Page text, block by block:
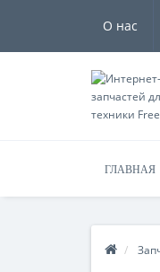
О нас
ГЛАВНАЯ